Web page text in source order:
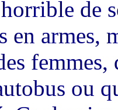
de
en armes,
ou